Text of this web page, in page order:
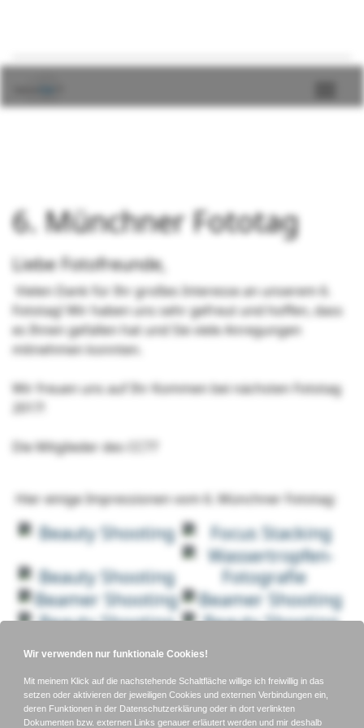
6. Münchner Fototag
Liebe Fotofreunde,
Vielen Dank für Ihr großes Interesse an unserem 6.
Fototag! Wir haben uns sehr gefreut und hoffen, dass
es Ihnen gefallen hat und Sie viele Anregungen
mitnehmen konnten.
Wir freuen uns auf Ihr Kommen bei nächsten Fototag
2017!
Die Mitglieder des CC77
Hier einige Impressionen vom 6. Münchner Fototag: